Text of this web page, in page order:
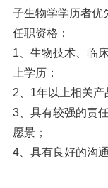
子生物学学历者优
任职资格：
1、生物技术、临
上学历；
2、1年以上相关产
3、具有较强的责
愿景；
4、具有良好的沟